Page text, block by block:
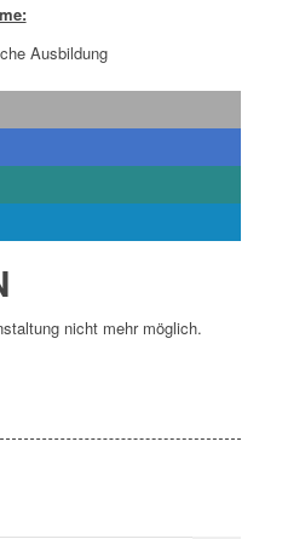
Ausbildung
nicht mehr möglich.